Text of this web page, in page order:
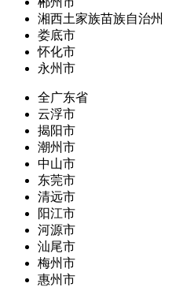
湘西土家族苗族自治州
娄底市
怀化市
永州市
全广东省
云浮市
揭阳市
潮州市
中山市
东莞市
清远市
阳江市
河源市
汕尾市
梅州市
惠州市